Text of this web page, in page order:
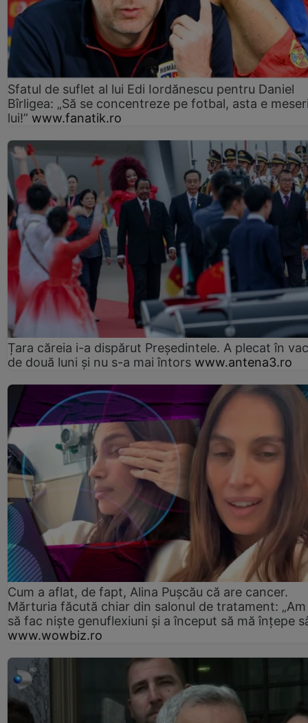
Sfatul de suflet al lui Edi Iordănescu pentru Daniel
Bîrligea: „Să se concentreze pe fotbal, asta e
lui!” www.fanatik.ro
Țara căreia i-a dispărut Președintele. A plecat în
de două luni și nu s-a mai întors www.antena3.ro
Cum a aflat, de fapt, Alina Pușcău că are cancer.
Mărturia făcută chiar din salonul de tratament:
să fac niște genuflexiuni și a început să mă înțepe
www.wowbiz.ro